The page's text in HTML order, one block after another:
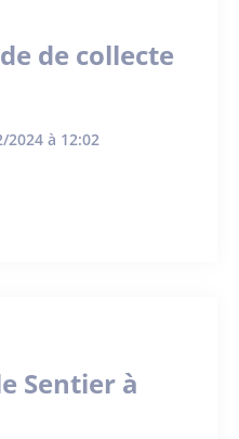
de collecte
à 12:02
Sentier à